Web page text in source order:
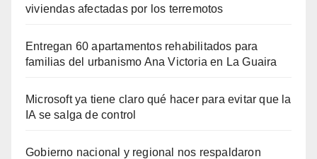
viviendas afectadas por los terremotos
Entregan 60 apartamentos rehabilitados para
familias del urbanismo Ana Victoria en La Guaira
Microsoft ya tiene claro qué hacer para evitar que la
IA se salga de control
Gobierno nacional y regional nos respaldaron